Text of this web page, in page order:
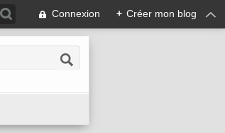
Connexion + Créer mon blog